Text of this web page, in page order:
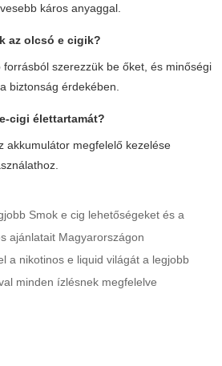
káros anyaggal.
az olcsó e cigik?
szerezzük be őket, és minőségi
biztonság érdekében.
cigi élettartamát?
akkumulátor megfelelő kezelése
Smok e cig lehetőségeket és a
ajánlatait Magyarországon
a nikotinos e liquid világát a legjobb
minden ízlésnek megfelelve